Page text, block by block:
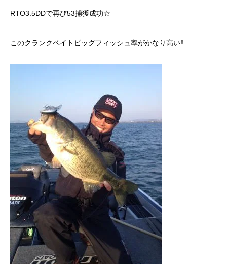
RTO3.5DDで再び53捕獲成功☆
このクランクベイトビッグフィッシュ率がかなり高い‼︎